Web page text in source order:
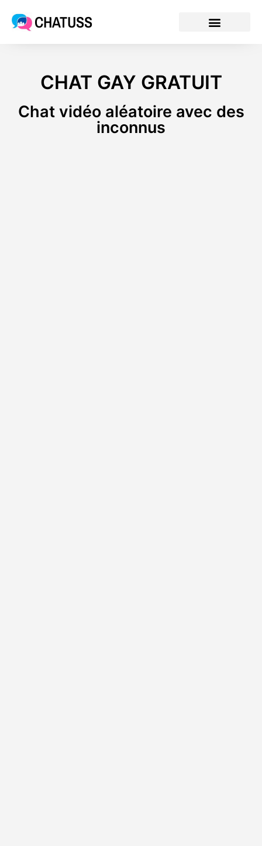
CHATUSS
CHAT GAY GRATUIT
Chat vidéo aléatoire avec des
inconnus